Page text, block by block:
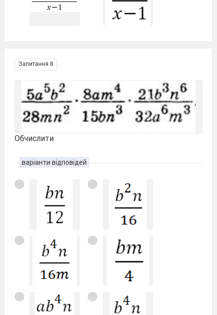
Запитання 8
Обчислити
варіанти відповідей